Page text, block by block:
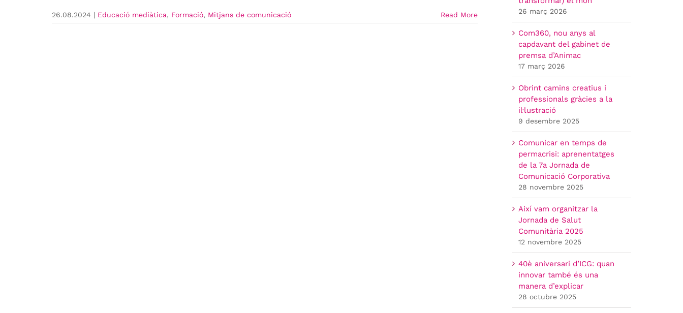
26.08.2024 | Educació mediàtica, Formació, Mitjans de comunicació Read More 26 març 2026
Com360, nou anys al
capdavant del gabinet de
premsa d’Animac
17 març 2026
Obrint camins creatius i
professionals gràcies a la
il·lustració
9 desembre 2025
Comunicar en temps de
permacrisi: aprenentatges
de la 7a Jornada de
Comunicació Corporativa
28 novembre 2025
Així vam organitzar la
Jornada de Salut
Comunitària 2025
12 novembre 2025
40è aniversari d’ICG: quan
innovar també és una
manera d’explicar
28 octubre 2025